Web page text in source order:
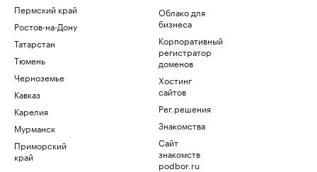
Пермский край
Ростов-на-Дону
Татарстан
Тюмень
Черноземье
Кавказ
Карелия
Мурманск
Приморский
край
Облако для
бизнеса
Корпоративный
регистратор
доменов
Хостинг
сайтов
Рег.решения
Знакомства
Сайт
знакомств
podbor.ru